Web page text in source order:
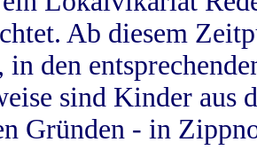
Ab diesem
in den
sind Kinder aus
Gründen - in